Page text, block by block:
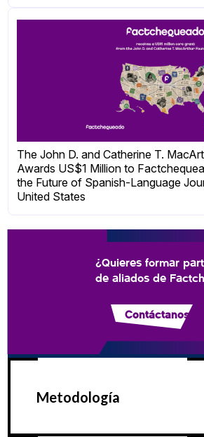
The John D. and Catherine T.
Awards US$1 Million to
the Future of Spanish-Language
United States
¿Quieres formar
de aliados de
Contáctanos
Metodología